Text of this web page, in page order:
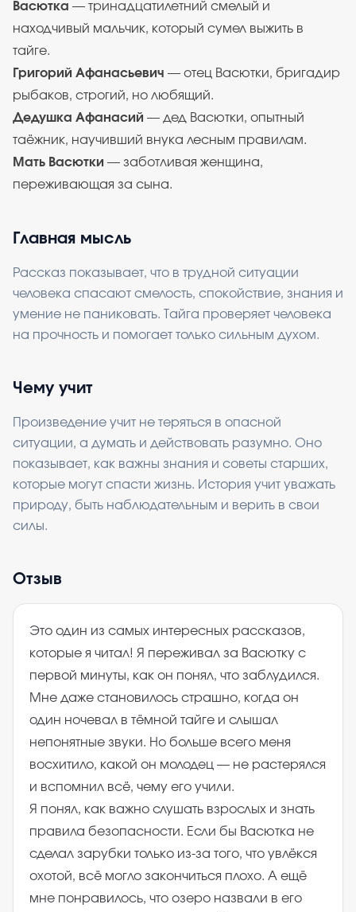
Васютка — тринадцатилетний смелый и
находчивый мальчик, который сумел выжить в
тайге.
Григорий Афанасьевич — отец Васютки, бригадир
рыбаков, строгий, но любящий.
Дедушка Афанасий — дед Васютки, опытный
таёжник, научивший внука лесным правилам.
Мать Васютки — заботливая женщина,
переживающая за сына.
Главная мысль
Рассказ показывает, что в трудной ситуации
человека спасают смелость, спокойствие, знания и
умение не паниковать. Тайга проверяет человека
на прочность и помогает только сильным духом.
Чему учит
Произведение учит не теряться в опасной
ситуации, а думать и действовать разумно. Оно
показывает, как важны знания и советы старших,
которые могут спасти жизнь. История учит уважать
природу, быть наблюдательным и верить в свои
силы.
Отзыв
Это один из самых интересных рассказов,
которые я читал! Я переживал за Васютку с
первой минуты, как он понял, что заблудился.
Мне даже становилось страшно, когда он
один ночевал в тёмной тайге и слышал
непонятные звуки. Но больше всего меня
восхитило, какой он молодец — не растерялся
и вспомнил всё, чему его учили.
Я понял, как важно слушать взрослых и знать
правила безопасности. Если бы Васютка не
сделал зарубки только из-за того, что увлёкся
охотой, всё могло закончиться плохо. А ещё
мне понравилось, что озеро назвали в его